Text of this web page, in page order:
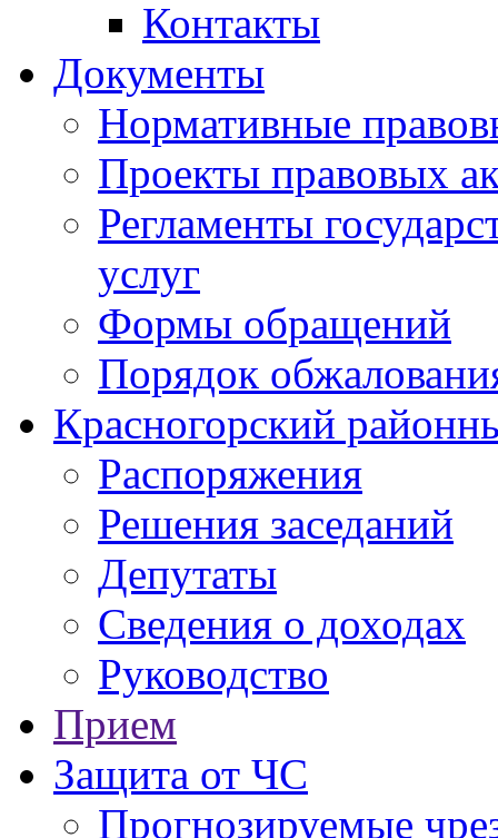
Контакты
Документы
Нормативные
Проекты правовых
Регламенты
услуг
Формы обращений
Порядок
Красногорский
Распоряжения
Решения заседаний
Депутаты
Сведения о доходах
Руководство
Прием
Защита от ЧС
Прогнозируемые